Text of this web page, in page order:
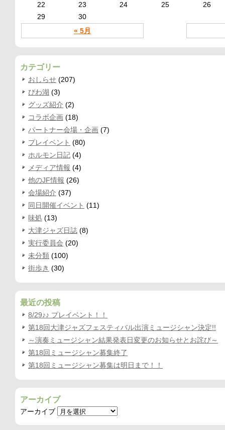
« 5月
22
23 24 25
26
29
30
カテゴリー
おしらせ (207)
びわ湖 (3)
グッズ紹介 (2)
コラボ企画 (18)
パートナー会場・企画 (7)
プレイベント (80)
ホルモン日記 (4)
メディア情報 (4)
他のJF情報 (26)
会場紹介 (37)
同日開催イベント (11)
味処 (13)
大津ジャズ日誌 (8)
実行委員会 (20)
未分類 (100)
街歩き (30)
最近の投稿
8/29♪♪ プレイベント！！
第18回大津ジャズフェスティバル出演ミュージシャン決定!!
～演奏ミュージシャン結果発表日変更のお知らせとお詫び～
第18回ミュージシャン募集終了
第18回ミュージシャン募集は明日まで！！
アーカイブ
アーカイブ